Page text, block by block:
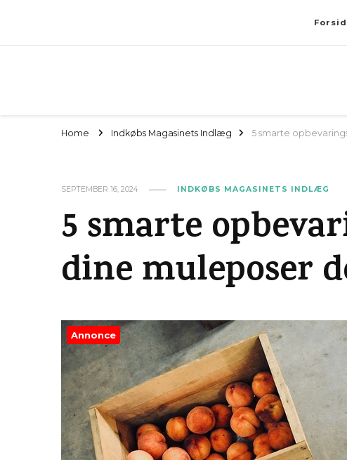
Home Indkøbs Magasinets Indlæg 5 smarte
SEPTEMBER 16, 2024 INDKØBS MAGASINETS INDLÆG
5 smarte
dine muleposer
Annonce